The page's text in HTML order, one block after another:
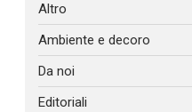
Altro
Ambiente e decoro
Da noi
Editoriali